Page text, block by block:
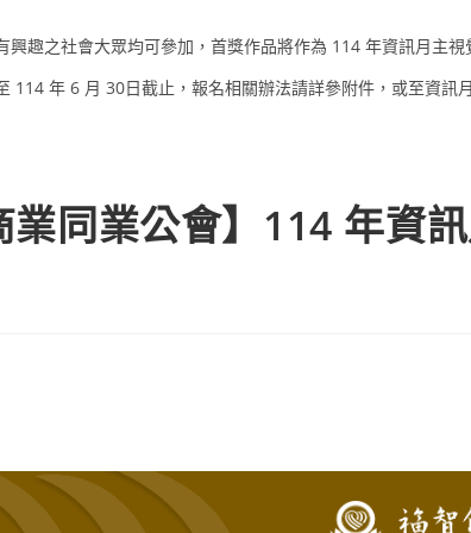
趣之社會大眾均可參加，首獎作品將作為 114 年資訊月主視
114 年 6 月 30日截止，報名相關辦法請詳參附件，或至資訊
業同業公會】114 年資